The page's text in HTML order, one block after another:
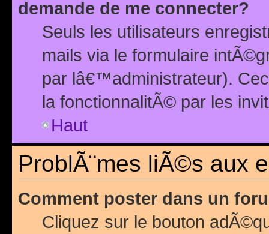
demande de me connecter?
Seuls les utilisateurs
mails via le formulaire
par lâ€™administrateur).
la fonctionnalitÃ© par les
Haut
ProblÃ¨mes liÃ©s aux
Comment poster dans un
Cliquez sur le bouton